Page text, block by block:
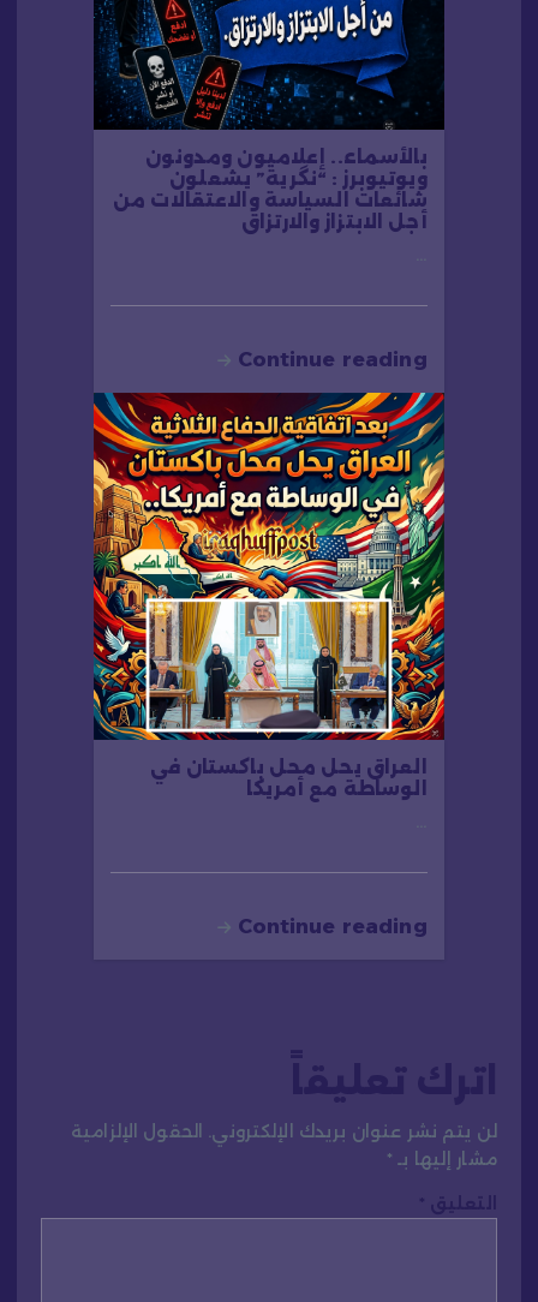
بالأسماء.. إعلاميون ومدونون
ويوتيوبرز : “نگرية” يشعلون
شائعات السياسة والاعتقالات من
أجل الابتزاز والارتزاق
Continue reading
العراق يحل محل باكستان في
الوساطة مع أمريكا
Continue reading
لن يتم نشر عنوان بريدك الإلكتروني.
الحقول الإلزامية
مشار إليها بـ *